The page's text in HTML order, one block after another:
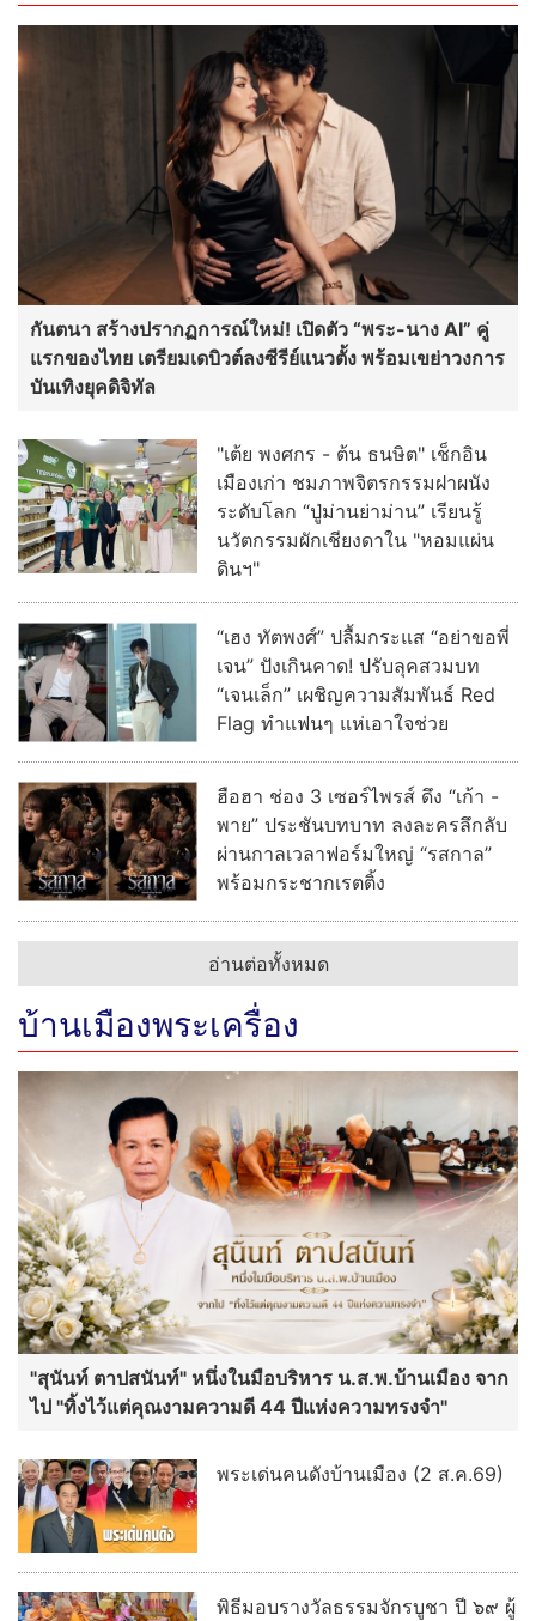
กันตนา สร้างปรากฏการณ์ใหม่! เปิดตัว “พระ-นาง AI” คู่
แรกของไทย เตรียมเดบิวต์ลงซีรีย์แนวตั้ง พร้อมเขย่าวงการ
บันเทิงยุคดิจิทัล
"เต้ย พงศกร - ต้น ธนษิต" เช็กอิน
เมืองเก่า ชมภาพจิตรกรรมฝาผนัง
ระดับโลก “ปู่ม่านย่าม่าน” เรียนรู้
นวัตกรรมผักเชียงดาใน "หอมแผ่น
ดินฯ"
“เฮง ทัตพงศ์” ปลื้มกระแส “อย่าขอพี่
เจน” ปังเกินคาด! ปรับลุคสวมบท
“เจนเล็ก” เผชิญความสัมพันธ์ Red
Flag ทำแฟนๆ แห่เอาใจช่วย
ฮือฮา ช่อง 3 เซอร์ไพรส์ ดึง “เก้า -
พาย” ประชันบทบาท ลงละครลึกลับ
ผ่านกาลเวลาฟอร์มใหญ่ “รสกาล”
พร้อมกระชากเรตติ้ง
อ่านต่อทั้งหมด
บ้านเมืองพระเครื่อง
"สุนันท์ ตาปสนันท์" หนึ่งในมือบริหาร น.ส.พ.บ้านเมือง จาก
ไป "ทิ้งไว้แต่คุณงามความดี 44 ปีแห่งความทรงจำ"
พระเด่นคนดังบ้านเมือง (2 ส.ค.69)
พิธีมอบรางวัลธรรมจักรบูชา ปี ๖๙ ผู้